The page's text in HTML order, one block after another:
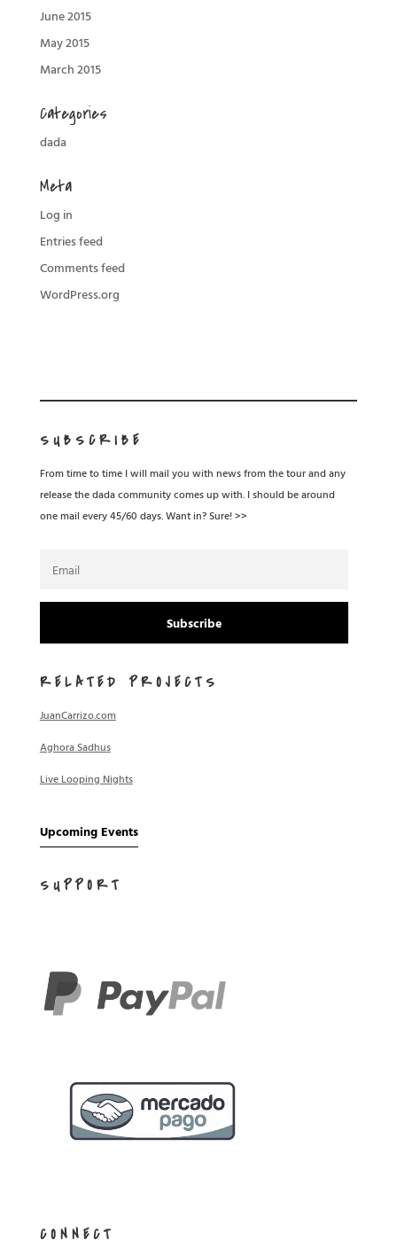
June 2015
May 2015
March 2015
Categories
dada
Meta
Log in
Entries feed
Comments feed
WordPress.org
SUBSCRIBE
From time to time I will mail you with news from the tour and any
release the dada community comes up with. I should be around
one mail every 45/60 days. Want in? Sure! >>
Subscribe
RELATED PROJECTS
JuanCarrizo.com
Aghora Sadhus
Live Looping Nights
Upcoming Events
SUPPORT
CONNECT